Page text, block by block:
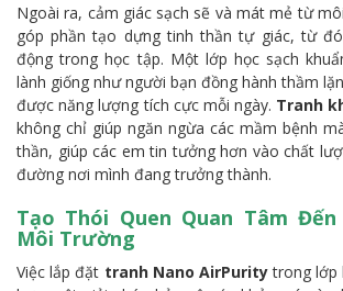
Ngoài ra, cảm giác sạch sẽ và mát mẻ từ
góp phần tạo dựng tinh thần tự giác, từ
động trong học tập. Một lớp học sạch
lành giống như người bạn đồng hành thầm
được năng lượng tích cực mỗi ngày. Tranh
không chỉ giúp ngăn ngừa các mầm bệnh
thần, giúp các em tin tưởng hơn vào chất
đường nơi mình đang trưởng thành.
Tạo Thói Quen Quan Tâm
Môi Trường
Việc lắp đặt tranh Nano AirPuritytrong lớp